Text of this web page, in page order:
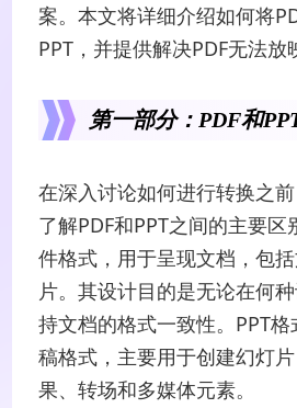
案。本文将详细介绍如何将
PPT，并提供解决PDF无法放
第一部分：PDF和
在深入讨论如何进行转换之
了解PDF和PPT之间的主要区
件格式，用于呈现文档，包
片。其设计目的是无论在何
持文档的格式一致性。PPT
稿格式，主要用于创建幻灯
果、转场和多媒体元素。